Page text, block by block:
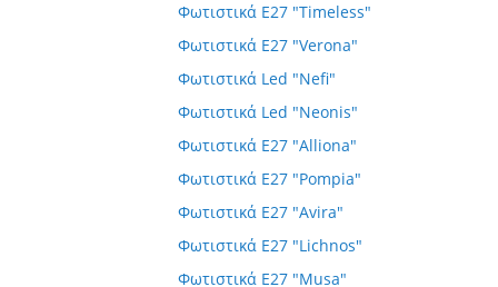
Φωτιστικά E27 "Timeless"
Φωτιστικά E27 "Verona"
Φωτιστικά Led "Nefi"
Φωτιστικά Led "Neonis"
Φωτιστικά E27 "Alliona"
Φωτιστικά E27 "Pompia"
Φωτιστικά E27 "Avira"
Φωτιστικά E27 "Lichnos"
Φωτιστικά E27 "Musa"